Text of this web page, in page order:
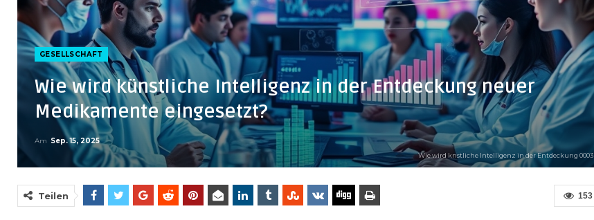
GESELLSCHAFT
Wie wird künstliche Intelligenz in der Entdeckung neuer
Medikamente eingesetzt?
Am Sep. 15, 2025
Wie wird knstliche Intelligenz in der Entdeckung 0003
153
Teilen